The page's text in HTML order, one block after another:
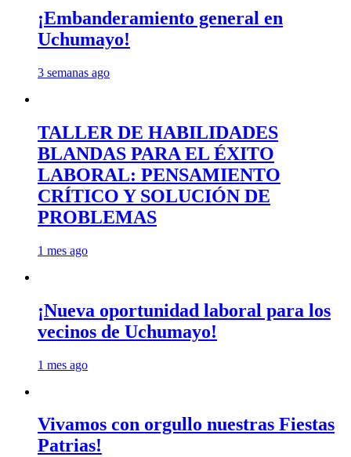
¡Embanderamiento general en
Uchumayo!
3 semanas ago
TALLER DE HABILIDADES
BLANDAS PARA EL ÉXITO
LABORAL: PENSAMIENTO
CRÍTICO Y SOLUCIÓN DE
PROBLEMAS
1 mes ago
¡Nueva oportunidad laboral para los
vecinos de Uchumayo!
1 mes ago
Vivamos con orgullo nuestras Fiestas
Patrias!